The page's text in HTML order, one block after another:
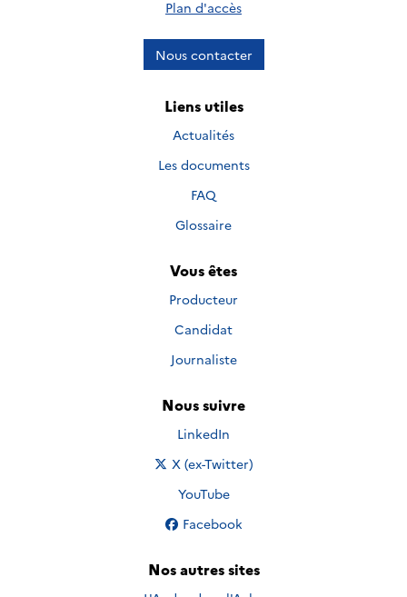
Plan d'accès
Nous contacter
Liens utiles
Actualités
Les documents
FAQ
Glossaire
Vous êtes
Producteur
Candidat
Journaliste
Nous suivre
Nous suivre sur
LinkedIn
Nous suivre sur
X (ex-Twitter)
Nous suivre sur
YouTube
Nous suivre sur
Facebook
Nos autres sites